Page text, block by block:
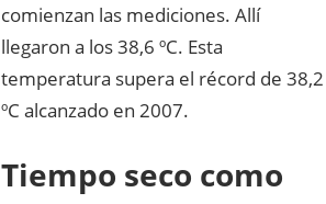
comienzan las mediciones. Allí
llegaron a los 38,6 ºC. Esta
temperatura supera el récord de 38,2
ºC alcanzado en 2007.
Tiempo seco como